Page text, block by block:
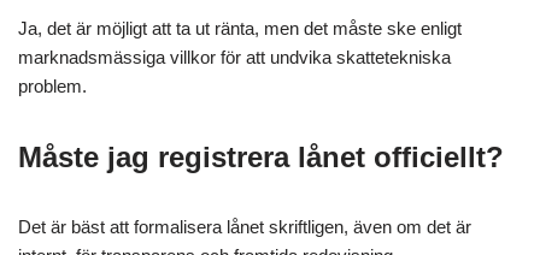
Ja, det är möjligt att ta ut ränta, men det måste ske enligt
marknadsmässiga villkor för att undvika skattetekniska
problem.
Måste jag registrera lånet officiellt?
Det är bäst att formalisera lånet skriftligen, även om det är